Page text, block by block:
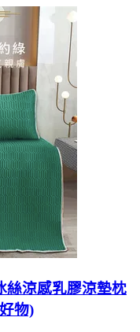
絲涼感乳膠涼墊枕
物)